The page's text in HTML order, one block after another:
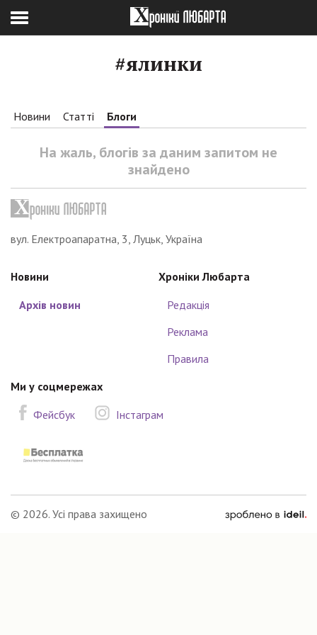
#ялинки
Новини Статті Блоги
На жаль, блогів за даним запитом не
знайдено
вул. Електроапаратна, 3, Луцьк, Україна
Новини
Архів новин
Хроніки Любарта
Редакція
Реклама
Правила
Ми у соцмережах
Фейсбук
Інстаграм
© 2026. Усі права захищено
зроблено